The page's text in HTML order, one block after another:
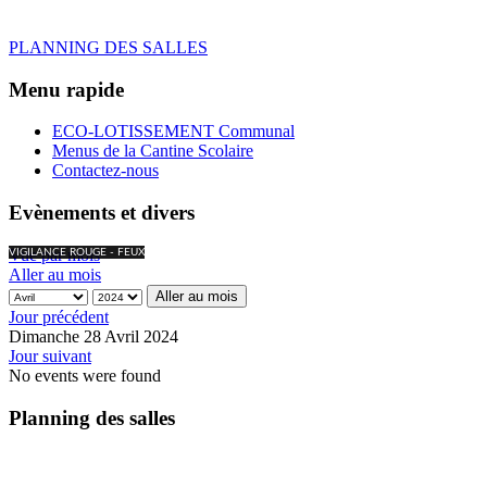
PLANNING DES SALLES
Menu rapide
ECO-LOTISSEMENT Communal
Menus de la Cantine Scolaire
Contactez-nous
Evènements et divers
VIGILANCE ROUGE - FEUX
Vue par mois
Aller au mois
Aller au mois
Jour précédent
Dimanche 28 Avril 2024
Jour suivant
No events were found
Planning des salles